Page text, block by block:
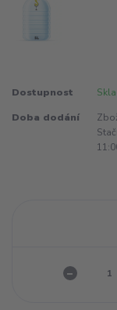
Dostupnost
Doba dodání